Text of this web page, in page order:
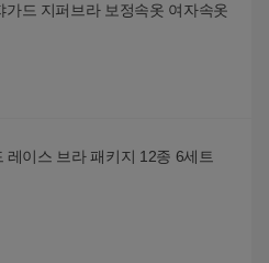
가드 지퍼브라 보정속옷 여자속옷
레이스 브라 패키지 12종 6세트